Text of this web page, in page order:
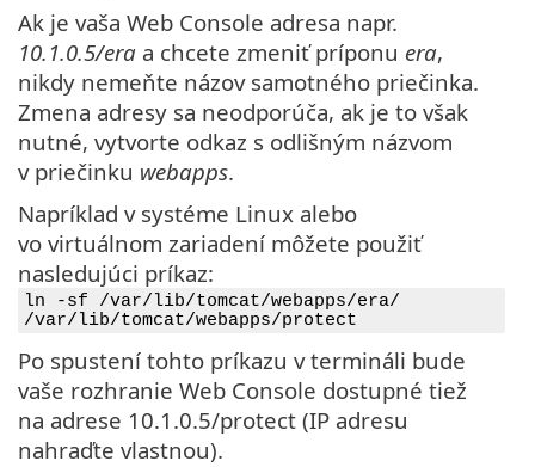
Ak je vaša Web Console adresa napr.
10.1.0.5/era a chcete zmeniť príponu era,
nikdy nemeňte názov samotného priečinka.
Zmena adresy sa neodporúča, ak je to však
nutné, vytvorte odkaz s odlišným názvom
v priečinku webapps.
Napríklad v systéme Linux alebo
vo virtuálnom zariadení môžete použiť
nasledujúci príkaz:
ln -sf /var/lib/tomcat/webapps/era/
/var/lib/tomcat/webapps/protect
Po spustení tohto príkazu v termináli bude
vaše rozhranie Web Console dostupné tiež
na adrese 10.1.0.5/protect (IP adresu
nahraďte vlastnou).